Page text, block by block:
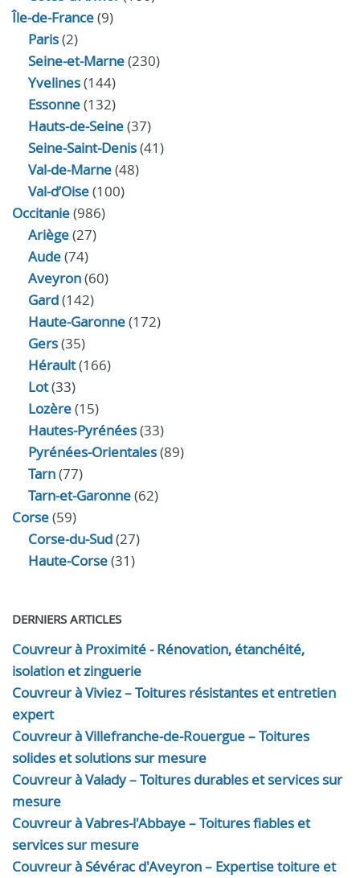
Île-de-France(9)
Paris(2)
Seine-et-Marne(230)
Yvelines(144)
Essonne(132)
Hauts-de-Seine(37)
Seine-Saint-Denis(41)
Val-de-Marne(48)
Val-d’Oise(100)
Occitanie(986)
Ariège(27)
Aude(74)
Aveyron(60)
Gard(142)
Haute-Garonne(172)
Gers(35)
Hérault(166)
Lot(33)
Lozère(15)
Hautes-Pyrénées(33)
Pyrénées-Orientales(89)
Tarn(77)
Tarn-et-Garonne(62)
Corse(59)
Corse-du-Sud(27)
Haute-Corse(31)
DERNIERS ARTICLES
Couvreur à Proximité - Rénovation, étanchéité,
isolation et zinguerie
Couvreur à Viviez – Toitures résistantes et entretien
expert
Couvreur à Villefranche-de-Rouergue – Toitures
solides et solutions sur mesure
Couvreur à Valady – Toitures durables et services sur
mesure
Couvreur à Vabres-l'Abbaye – Toitures fiables et
services sur mesure
Couvreur à Sévérac d'Aveyron – Expertise toiture et